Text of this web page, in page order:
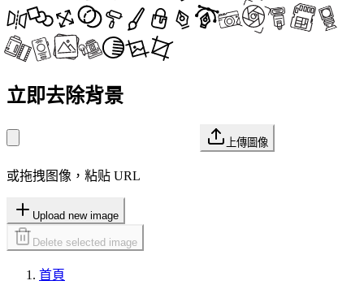
立即去除背景
上傳圖像
或拖拽图像，粘贴 URL
Upload new image
Delete selected image
首頁